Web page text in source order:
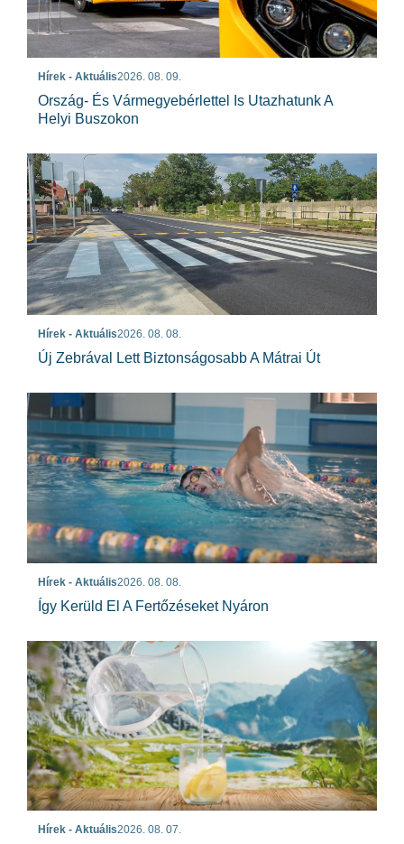
Hírek - Aktuális2026. 08. 09.
Ország- És Vármegyebérlettel Is Utazhatunk A
Helyi Buszokon
Hírek - Aktuális2026. 08. 08.
Új Zebrával Lett Biztonságosabb A Mátrai Út
Hírek - Aktuális2026. 08. 08.
Így Kerüld El A Fertőzéseket Nyáron
Hírek - Aktuális2026. 08. 07.